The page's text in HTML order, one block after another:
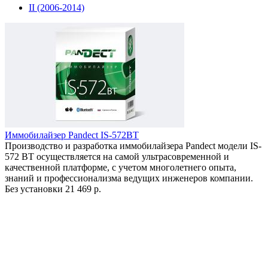
II (2006-2014)
Иммобилайзер Pandect IS-572BT
Производство и разработка иммобилайзера Pandect модели IS-
572 BT осуществляется на самой ультрасовременной и
качественной платформе, с учетом многолетнего опыта,
знаний и профессионализма ведущих инженеров компании.
Без установки 21 469 р.